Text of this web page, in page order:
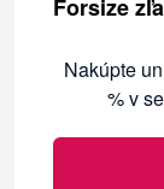
Forsize
Nakúpte
% v